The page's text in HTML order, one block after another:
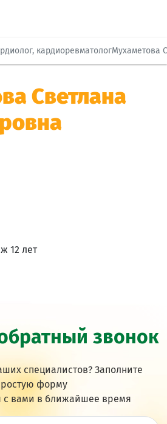
кардиоревматологМухаметова
Светлана
12 лет
звонок
специалистов? Заполните
форму
с вами в ближайшее врeмя